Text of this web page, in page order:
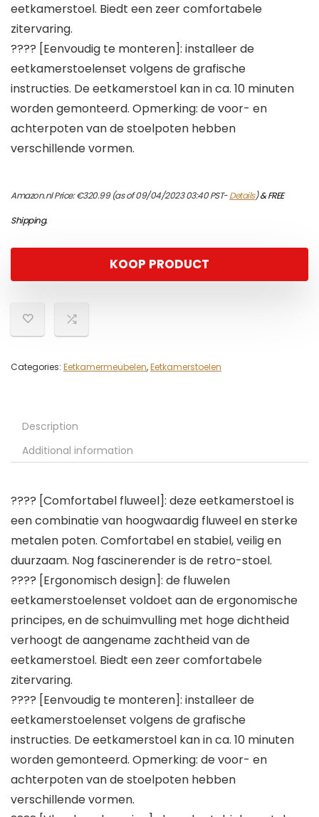
eetkamerstoel. Biedt een zeer comfortabele
zitervaring.
???? [Eenvoudig te monteren]: installeer de
eetkamerstoelenset volgens de grafische
instructies. De eetkamerstoel kan in ca. 10 minuten
worden gemonteerd. Opmerking: de voor- en
achterpoten van de stoelpoten hebben
verschillende vormen.
Amazon.nl Price:€320.99(as of 09/04/2023 03:40 PST-Details)&FREE
Shipping.
KOOP PRODUCT
Categories: Eetkamermeubelen,Eetkamerstoelen
Description
Additional information
???? [Comfortabel fluweel]: deze eetkamerstoel is
een combinatie van hoogwaardig fluweel en sterke
metalen poten. Comfortabel en stabiel, veilig en
duurzaam. Nog fascinerender is de retro-stoel.
???? [Ergonomisch design]: de fluwelen
eetkamerstoelenset voldoet aan de ergonomische
principes, en de schuimvulling met hoge dichtheid
verhoogt de aangename zachtheid van de
eetkamerstoel. Biedt een zeer comfortabele
zitervaring.
???? [Eenvoudig te monteren]: installeer de
eetkamerstoelenset volgens de grafische
instructies. De eetkamerstoel kan in ca. 10 minuten
worden gemonteerd. Opmerking: de voor- en
achterpoten van de stoelpoten hebben
verschillende vormen.